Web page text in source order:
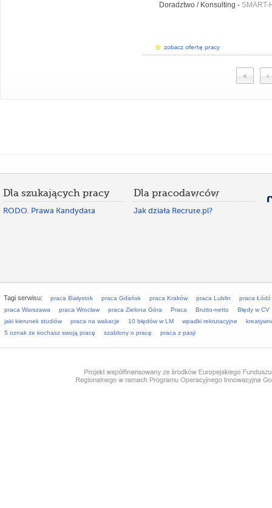
Doradztwo / Konsulting - SMART-
zobacz ofertę pracy
« ‹
Dla szukających pracy
RODO. Prawa Kandydata
Dla pracodawców
Jak działa Recrute.pl?
Tagi serwisu: praca Białystok praca Gdańsk praca Kraków praca Lublin
praca Łódź
praca Warszawa
praca Wrocław praca Zielona Góra Praca Brutto-netto
Błędy w CV
jaki kierunek studiów
praca na wakacje 10 błędów w LM wpadki rekrutacyjne
5 oznak że kochasz swoją pracę
szablony o pracę praca z pasji